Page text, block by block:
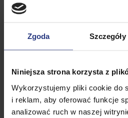
Zgoda Szczegóły
Niniejsza strona korzysta z
Wykorzystujemy pliki cookie do
i reklam, aby oferować funkcje
analizować ruch w naszej